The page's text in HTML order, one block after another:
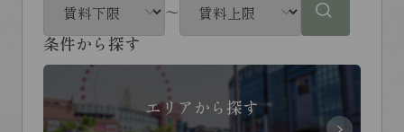
～
条件から探す
エリアから探す